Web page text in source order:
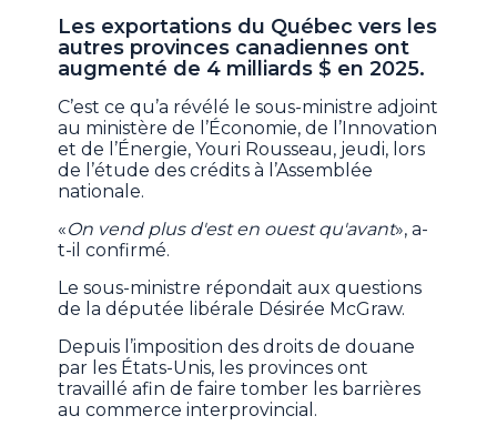
Les exportations du Québec vers les
autres provinces canadiennes ont
augmenté de 4 milliards $ en 2025.
C’est ce qu’a révélé le sous-ministre adjoint
au ministère de l’Économie, de l’Innovation
et de l’Énergie, Youri Rousseau, jeudi, lors
de l’étude des crédits à l’Assemblée
nationale.
«On vend plus d'est en ouest qu'avant», a-
t-il confirmé.
Le sous-ministre répondait aux questions
de la députée libérale Désirée McGraw.
Depuis l’imposition des droits de douane
par les États-Unis, les provinces ont
travaillé afin de faire tomber les barrières
au commerce interprovincial.